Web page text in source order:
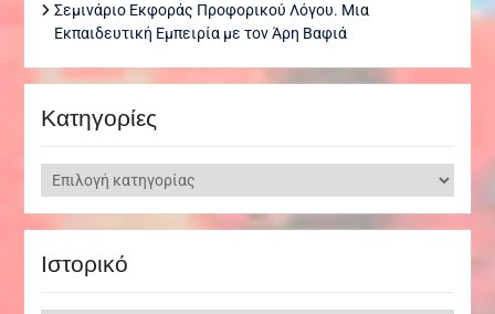
Σεμινάριο Εκφοράς Προφορικού Λόγου. Μια
Εκπαιδευτική Εμπειρία με τον Άρη Βαφιά
Kατηγορίες
Kατηγορίες
Ιστορικό